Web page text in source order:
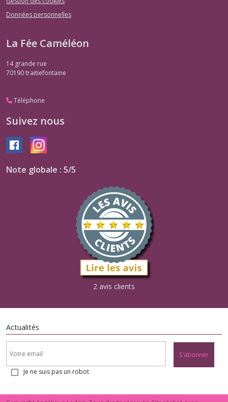
Données personnelles
La Fée Caméléon
14 grande rue
70190traitiefontaine
Téléphone
Suivez nous
Note globale : 5/5
2 avis clients
Actualités
S'abonner
Je ne suis pas un robot